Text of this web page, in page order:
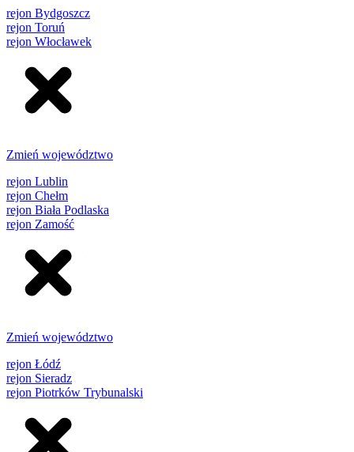
rejon Bydgoszcz
rejon Toruń
rejon Włocławek
Zmień województwo
rejon Lublin
rejon Chełm
rejon Biała Podlaska
rejon Zamość
Zmień województwo
rejon Łódź
rejon Sieradz
rejon Piotrków Trybunalski